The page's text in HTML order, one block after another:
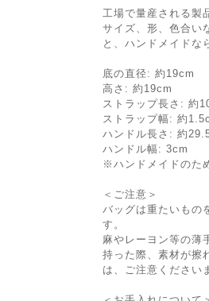
工場で量産される製
サイズ、形、色合い
と、ハンドメイドな
底の直径: 約19cm
高さ: 約19cm
ストラップ長さ: 約
ストラップ幅: 約
ハンドル長さ: 約
ハンドル幅: 3cm
※ハンドメイドのた
＜ご注意＞
バッグは重たいもの
す。
麻やレーヨン等の薄
持った際、素材が擦
は、ご注意ください